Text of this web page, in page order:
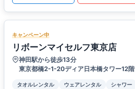
キャンペーン中
リボーンマイセルフ東京店
神田駅から徒歩13分
東京都橋2-1-20ディア日本橋タワー12階
タオルレンタル ウェアレンタル シャワー